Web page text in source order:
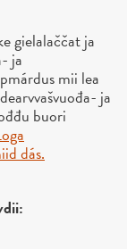
gielalaččat ja
ja
mii lea
ja
buori
dás.